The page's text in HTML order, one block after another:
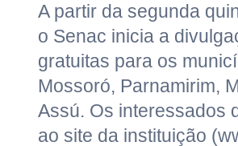
A partir da segunda
o Senac inicia a
gratuitas para os
Mossoró, Parnamirim,
Assú. Os interessados
ao site da instituição